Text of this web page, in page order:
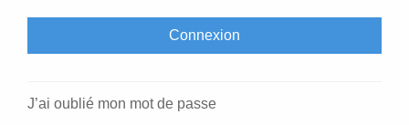
J’ai oublié mon mot de passe